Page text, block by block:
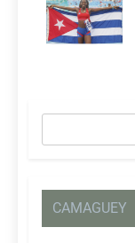
CAMAGUEY